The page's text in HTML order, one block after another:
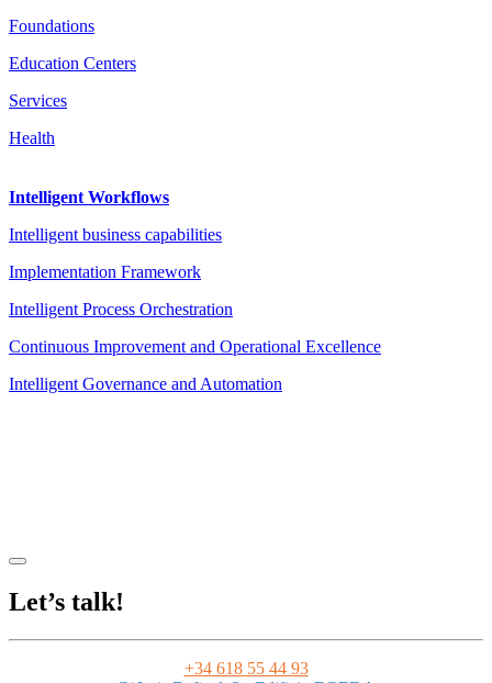
Foundations
Education Centers
Services
Health
Intelligent Workflows
Intelligent business capabilities
Implementation Framework
Intelligent Process Orchestration
Continuous Improvement and Operational Excellence
Intelligent Governance and Automation
Let’s talk!
+34 618 55 44 93